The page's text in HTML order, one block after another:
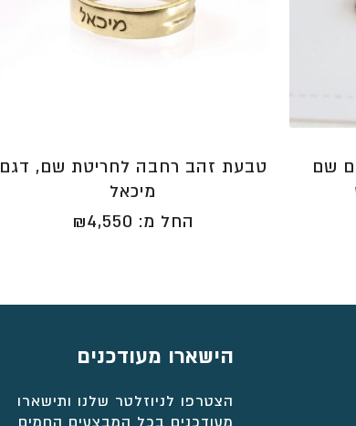
שם
טבעת זהב רחבה לחריטת שם, דגם
מיכאל
החל מ:
₪4,550
הישארו מעודכנים
הצטרפו לניוזלטר שלנו ותישארו